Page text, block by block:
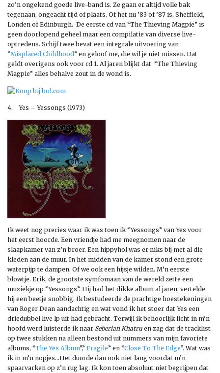
zo’n ongekend goede live-band is. Ze gaan er altijd volle bak
tegenaan, ongeacht tijd of plaats. Of het nu ’83 of ’87 is, Sheffield,
Londen of Edinburgh. De eerste cd van “The Thieving Magpie” is
geen doorlopend geheel maar een compilatie van diverse live-
optredens. Schijf twee bevat een integrale uitvoering van
“Misplaced Childhood ” en geloof me, die wil je niet missen. Dat
geldt overigens ook voor cd 1. Al jaren blijkt dat “The Thieving
Magpie” alles behalve zout in de wond is.
4. Yes – Yessongs (1973)
Ik weet nog precies waar ik was toen ik “Yessongs” van Yes voor
het eerst hoorde. Een vriendje had me meegnomen naar de
slaapkamer van z’n broer. Een hippyhol was er niks bij met al die
kleden aan de muur. In het midden van de kamer stond een grote
waterpijp te dampen. Of we ook een hijsje wilden. M’n eerste
blowtje. Erik, de grootste symfomaan van de wereld zette een
muziekje op “Yessongs”. Hij had het dikke album al jaren, vertelde
hij een beetje snobbig. Ik bestudeerde de prachtige hoestekeningen
van Roger Dean aandachtig en wat vond ik het stoer dat Yes een
driedubbel live lp uit had gebracht. Terwijl ik behoorlijk licht in m’n
hoofd werd luisterde ik naar Seberian Khatru en zag dat de tracklist
op twee stukken na alleen bestond uit nummers van mijn favoriete
albums, “The Yes Album”,” Fragile” en “Close To The Edge”. Wat was
ik in m’n nopjes…Het duurde dan ook niet lang voordat m’n
spaarvarken op z’n rug lag. Ik kon toen absoluut niet begrijpen dat